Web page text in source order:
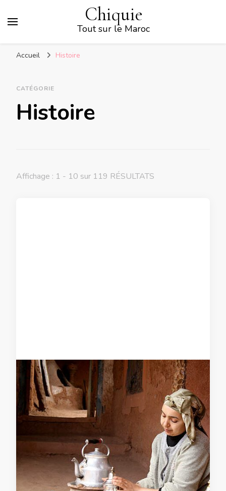
Chiquie
Tout sur le Maroc
Accueil Histoire
CATÉGORIE
Histoire
Affichage : 1 - 10 sur 119 RÉSULTATS